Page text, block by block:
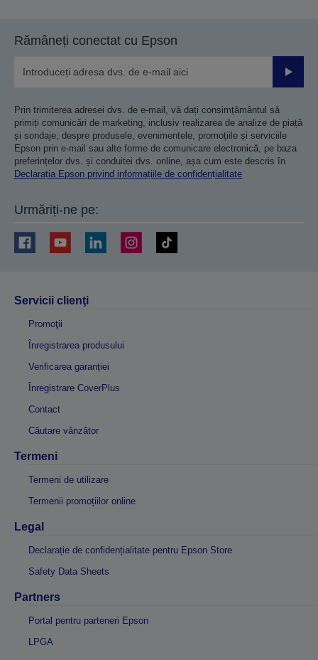
Rămâneți conectat cu Epson
Prin trimiterea adresei dvs. de e-mail, vă dați consimțământul să
primiți comunicări de marketing, inclusiv realizarea de analize de piață
și sondaje, despre produsele, evenimentele, promoțiile și serviciile
Epson prin e-mail sau alte forme de comunicare electronică, pe baza
preferințelor dvs. și conduitei dvs. online, așa cum este descris în
Declarația Epson privind informațiile de confidențialitate
Urmăriți-ne pe:
Servicii clienţi
Promoţii
Înregistrarea produsului
Verificarea garanției
Înregistrare CoverPlus
Contact
Căutare vânzător
Termeni
Termeni de utilizare
Termenii promoțiilor online
Legal
Declarație de confidențialitate pentru Epson Store
Safety Data Sheets
Partners
Portal pentru parteneri Epson
LPGA